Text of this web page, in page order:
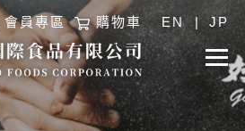
會員專區 購物車 EN | JP